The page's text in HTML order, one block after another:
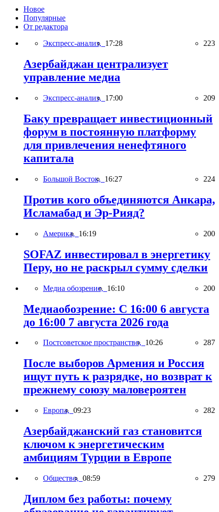
Новое
Популярные
От редактора
Экспресс-анализ, 17:28 223
Азербайджан централизует
управление медиа
Экспресс-анализ, 17:00 209
Баку превращает инвестиционный
форум в постоянную платформу
для привлечения ненефтяного
капитала
Большой Восток, 16:27 224
Против кого объединяются Анкара,
Исламабад и Эр-Рияд?
Америка, 16:19 200
SOFAZ инвестировал в энергетику
Перу, но не раскрыл сумму сделки
Медиа обозрение, 16:10 200
Медиаобозрение: С 16:00 6 августа
до 16:00 7 августа 2026 года
Постсоветское пространство, 10:26 287
После выборов Армения и Россия
ищут путь к разрядке, но возврат к
прежнему союзу маловероятен
Европа, 09:23 282
Азербайджанский газ становится
ключом к энергетическим
амбициям Турции в Европе
Общество, 08:59 279
Диплом без работы: почему